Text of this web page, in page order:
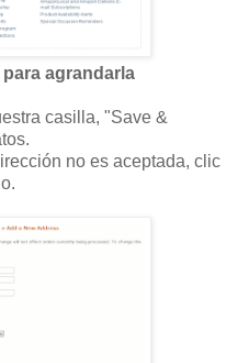
agrandarla
casilla, "Save &
no es aceptada, clic